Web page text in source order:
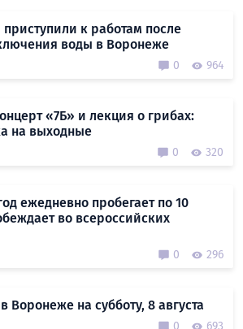
к работам после
воды в Воронеже
0 964
«7Б» и лекция о грибах:
на выходные
0 320
ежедневно пробегает по 10
во всероссийских
0 296
Воронеже на субботу, 8 августа